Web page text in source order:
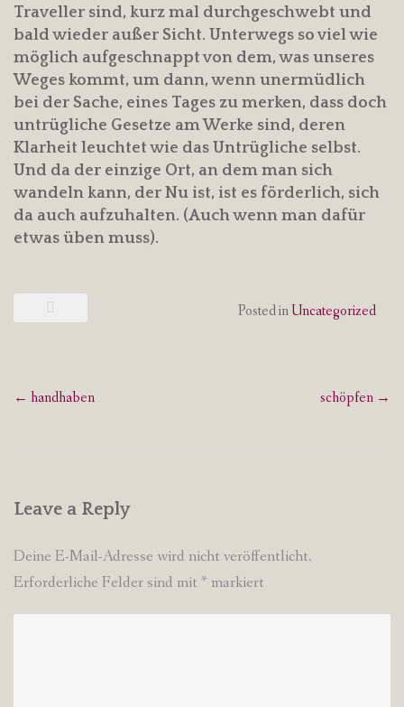
Traveller sind, kurz mal durchgeschwebt und
bald wieder außer Sicht. Unterwegs so viel wie
möglich aufgeschnappt von dem, was unseres
Weges kommt, um dann, wenn unermüdlich
bei der Sache, eines Tages zu merken, dass doch
untrügliche Gesetze am Werke sind, deren
Klarheit leuchtet wie das Untrügliche selbst.
Und da der einzige Ort, an dem man sich
wandeln kann, der Nu ist, ist es förderlich, sich
da auch aufzuhalten. (Auch wenn man dafür
etwas üben muss).
Posted inUncategorized
Post
← handhaben schöpfen →
Leave a Reply
Deine E-Mail-Adresse wird nicht veröffentlicht.
Erforderliche Felder sind mit * markiert